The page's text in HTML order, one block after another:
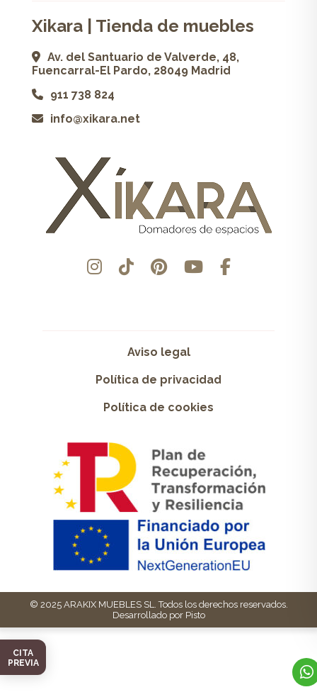
CITA
PREVIA
Xikara | Tienda de muebles
Av. del Santuario de Valverde, 48,
Fuencarral-El Pardo, 28049 Madrid
911 738 824
info@xikara.net
Aviso legal
Política de privacidad
Política de cookies
© 2025 ARAKIX MUEBLES SL. Todos los derechos reservados.
Desarrollado por Pisto